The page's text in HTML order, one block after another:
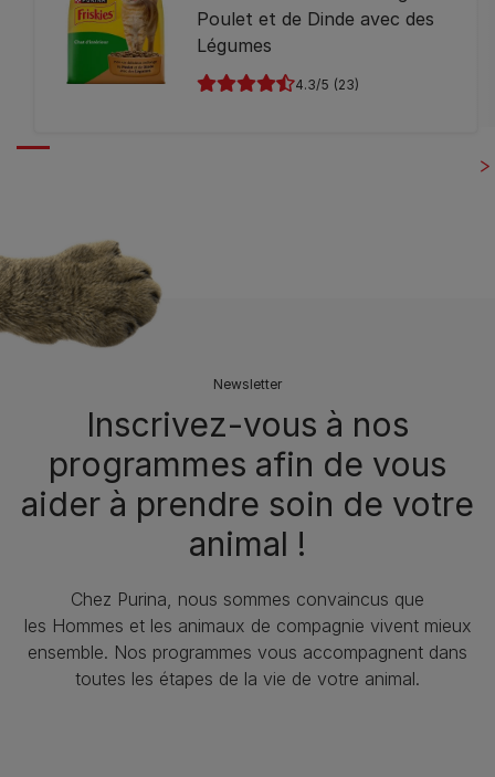
Poulet et de Dinde avec des
Légumes
4.3 (23)
Newsletter
Inscrivez-vous à nos
programmes afin de vous
aider à prendre soin de votre
animal !​
Chez Purina, nous sommes convaincus que
les Hommes et les animaux de compagnie vivent mieux
ensemble. Nos programmes vous accompagnent dans
toutes les étapes de la vie de votre animal.​